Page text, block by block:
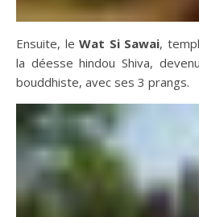
Ensuite, le Wat Si Sawai,
la déesse hindou Shiva,
bouddhiste, avec ses 3 prangs.